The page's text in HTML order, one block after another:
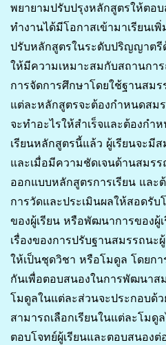
พยายามปรับปรุงหลักสูตรให้ตอ
ทำงานได้มีโอกาสเข้ามาเรียน
ปรับหลักสูตรในระดับปริญญาต
ให้มีความเหมาะสมกับสถานก
การจัดการศึกษาโดยใช้ฐานสม
แต่ละหลักสูตรจะต้องกำหนดสม
จะทำอะไรให้สำเร็จและต้องกำ
เรียนหลักสูตรนี้แล้ว ผู้เรียนจะมี
และเมื่อมีความชัดเจนด้านสมร
ออกแบบหลักสูตรการเรียน และ
การวัดและประเมินผลให้สอดรับ
ของผู้เรียน หรือพัฒนาการของผู้
เรื่องของการปรับฐานสมรรถนะ
ให้เป็นชุดวิชา หรือโมดูล โดยก
กันเพื่อตอบสนองในการพัฒนาส
โมดูลในแต่ละส่วนจะประกอบด้
สามารถเลือกเรียนในแต่ละโมดู
ตอบโจทย์ผู้เรียนและตอบสนองต่